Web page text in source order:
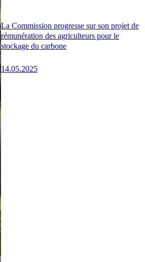
La Commission progresse sur son projet de
rémunération des agriculteurs pour le
stockage du carbone
14.05.2025